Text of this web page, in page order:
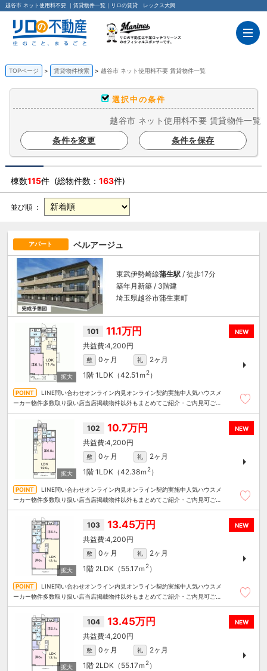
越谷市 ネット使用料不要 ｜賃貸物件一覧｜リロの賃貸 レックス大興
TOPページ 賃貸物件検索 越谷市 ネット使用料不要 賃貸物件一覧
選択中の条件
越谷市 ネット使用料不要 賃貸物件一覧
条件を変更
条件を保存
棟数115件 (総物件数： 163件)
並び順 ：
アパート ベルアージュ
東武伊勢崎線蒲生駅 / 徒歩17分
築年月新築 / 3階建
埼玉県越谷市蒲生東町
NEW
101 11.1万円
4,200円
敷 0ヶ月 礼
2ヶ月
1階 1LDK（42.51ｍ2）
LINE問い合わせオンライン内見オンライン契約実施中人気ハウスメ
ーカー物件多数取り扱い店当店掲載物件以外もまとめてご紹介・ご内見可ご予
NEW
102 10.7万円
4,200円
敷 0ヶ月 礼
2ヶ月
1階 1LDK（42.38ｍ2）
LINE問い合わせオンライン内見オンライン契約実施中人気ハウスメ
ーカー物件多数取り扱い店当店掲載物件以外もまとめてご紹介・ご内見可ご予
NEW
103 13.45万円
4,200円
敷 0ヶ月 礼
2ヶ月
1階 2LDK（55.17ｍ2）
LINE問い合わせオンライン内見オンライン契約実施中人気ハウスメ
ーカー物件多数取り扱い店当店掲載物件以外もまとめてご紹介・ご内見可ご予
NEW
104 13.45万円
4,200円
敷 0ヶ月 礼
2ヶ月
1階 2LDK（55.17ｍ2）